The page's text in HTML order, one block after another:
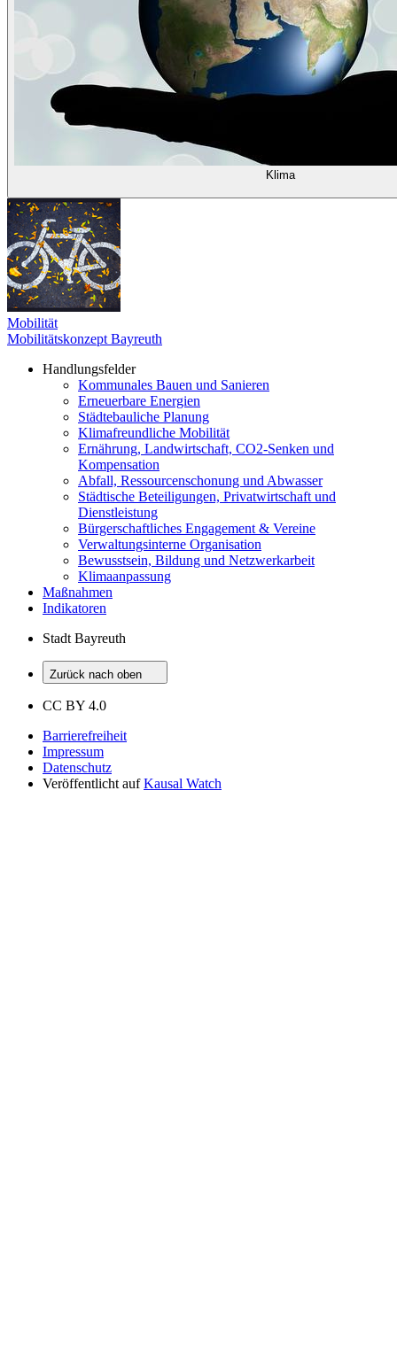
Klima
Mobilität
Mobilitätskonzept Bayreuth
Handlungsfelder
Kommunales Bauen und Sanieren
Erneuerbare Energien
Städtebauliche Planung
Klimafreundliche Mobilität
Ernährung, Landwirtschaft, CO2-Senken und
Kompensation
Abfall, Ressourcenschonung und Abwasser
Städtische Beteiligungen, Privatwirtschaft und
Dienstleistung
Bürgerschaftliches Engagement & Vereine
Verwaltungsinterne Organisation
Bewusstsein, Bildung und Netzwerkarbeit
Klimaanpassung
Maßnahmen
Indikatoren
Stadt Bayreuth
Zurück nach oben
CC BY 4.0
Barrierefreiheit
Impressum
Datenschutz
Veröffentlicht auf Kausal Watch